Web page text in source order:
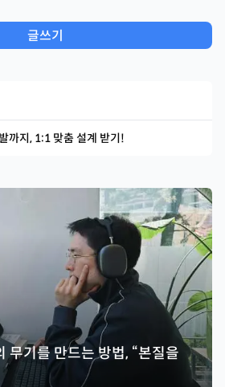
글쓰기
까지, 1:1 맞춤 설계 받기!
무기를 만드는 방법, “본질을